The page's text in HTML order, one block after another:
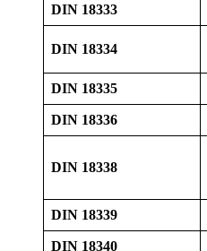
DIN 18333
DIN 18334
DIN 18335
DIN 18336
DIN 18338
DIN 18339
DIN 18340